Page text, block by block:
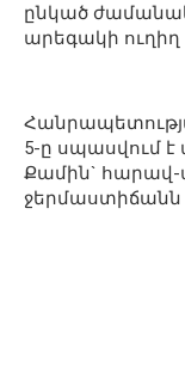
ընկած
արեգակի
5-ը սպասվում
Քամին` հարավ-